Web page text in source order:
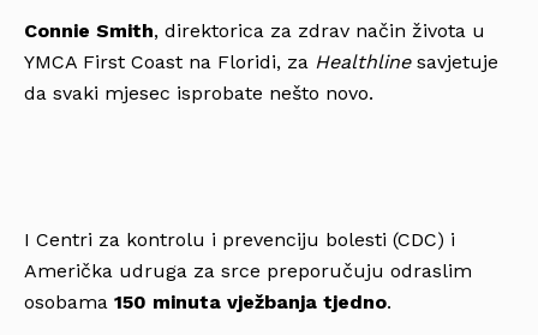
Connie Smith, direktorica za zdrav način života u
YMCA First Coast na Floridi, za Healthlinesavjetuje
da svaki mjesec isprobate nešto novo.
I Centri za kontrolu i prevenciju bolesti (CDC) i
Američka udruga za srce preporučuju odraslim
osobama 150 minuta vježbanja tjedno.